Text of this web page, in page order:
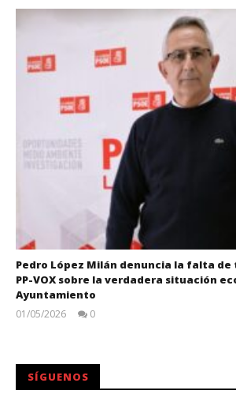
Pedro López Milán denuncia la falta
PP-VOX sobre la verdadera situación
Ayuntamiento
01/05/2026
0
SÍGUENOS